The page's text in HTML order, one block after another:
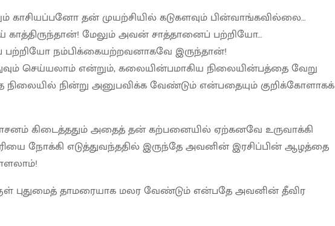
காசியப்பனோ தன் முயற்சியில் கடுகளவும் பின்வாங்கவில்லை…
காத்திருந்தான்! மேலும் அவன் சாத்தானைப் பற்றியோ…
நம்பிக்கையற்றவனாகவே இருந்தான்!
செய்யலாம் என்றும், கலையின்பமாகிய நிலையின்பத்தை வேறு
நிலையில் நின்று அனுபவிக்க வேண்டும் என்பதையும் குறிக்கோளாகக்
கிடைத்ததும் அதைத் தன் கற்பனையில் ஏற்கனவே உருவாக்கி
நோக்கி எடுத்துவந்ததில் இருந்தே அவனின் இரசிப்பின் ஆழத்தை
புதுமைத் தாமரையாக மலர வேண்டும் என்பதே அவனின் தீவிர